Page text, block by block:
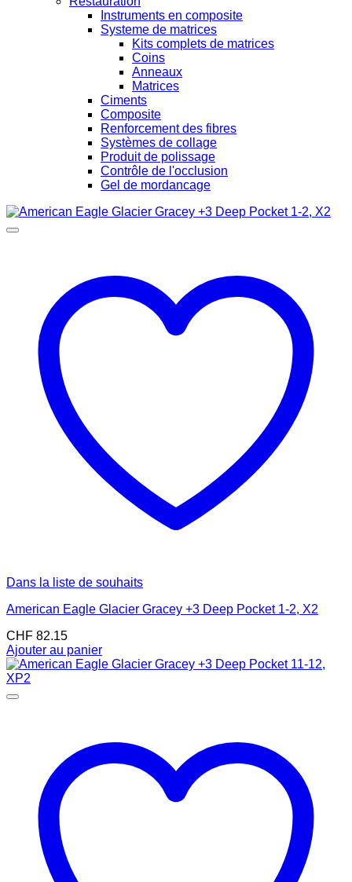
Instruments en composite
Systeme de matrices
Kits complets de matrices
Coins
Anneaux
Matrices
Ciments
Composite
Renforcement des fibres
Systèmes de collage
Produit de polissage
Contrôle de l'occlusion
Gel de mordancage
Dans la liste de souhaits
American Eagle Glacier Gracey +3 Deep Pocket 1-2, X2
CHF 82.15
Ajouter au panier